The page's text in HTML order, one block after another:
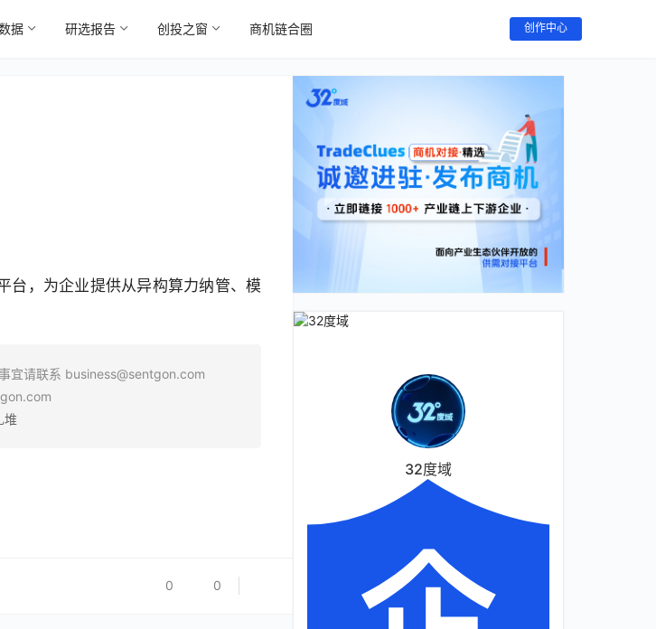
据 研选报告 创投之窗 商机链合圈 创作中心
，为企业提供从异构算力纳管、模
宜请联系 business@sentgon.com
0 0
32度域